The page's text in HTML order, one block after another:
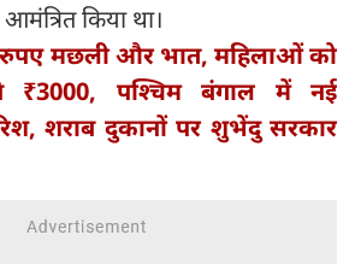
किया था।
मछली और भात, महिलाओं को
₹3000, पश्चिम बंगाल में नई
शराब दुकानों पर शुभेंदु सरकार